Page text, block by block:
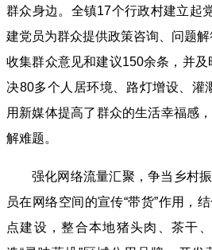
群众身边。全镇17个行政村建立起
建党员为群众提供政策咨询、问题
收集群众意见和建议150余条，并
决80多个人居环境、路灯增设、灌
用新媒体提高了群众的生活幸福感
解难题。
强化网络流量汇聚，争当乡村
员在网络空间的宣传“带货”作用，
点建设，整合本地猪头肉、茶干